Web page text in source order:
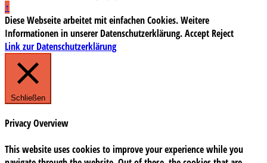
↑
Diese Webseite arbeitet mit einfachen Cookies. Weitere
Informationen in unserer Datenschutzerklärung.Accept Reject
Link zur Datenschutzerklärung
Schließen
Privacy Overview
This website uses cookies to improve your experience while you